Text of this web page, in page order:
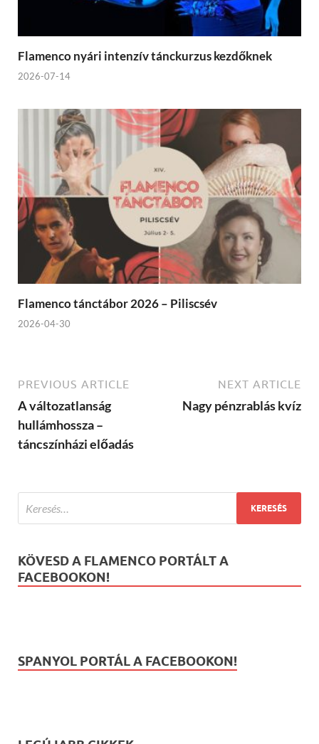
Flamenco nyári intenzív tánckurzus kezdőknek
2026-07-14
Flamenco tánctábor 2026 – Piliscsév
2026-04-30
PREVIOUS ARTICLE
A változatlanság
hullámhossza –
táncszínházi előadás
NEXT ARTICLE
Nagy pénzrablás kvíz
KÖVESD A FLAMENCO PORTÁLT A
FACEBOOKON!
SPANYOL PORTÁL A FACEBOOKON!